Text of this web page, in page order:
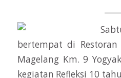
bertempat di Restoran
Magelang Km. 9
kegiatan Refleksi 10